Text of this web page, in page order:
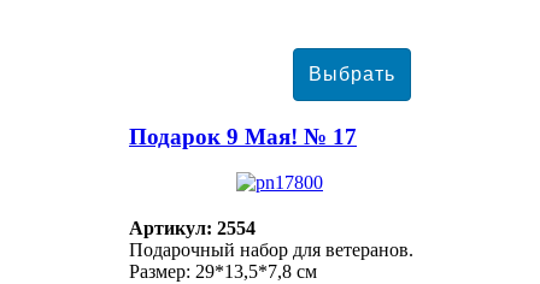
Подарок 9 Мая! № 17
Артикул: 2554
Подарочный набор для ветеранов.
Размер: 29*13,5*7,8 см